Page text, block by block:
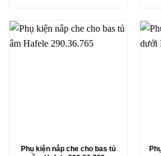
Phụ kiện nắp che cho bas tủ